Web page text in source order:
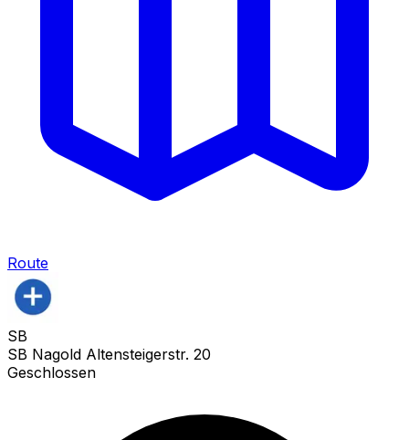
Route
SB
SB Nagold Altensteigerstr. 20
Geschlossen